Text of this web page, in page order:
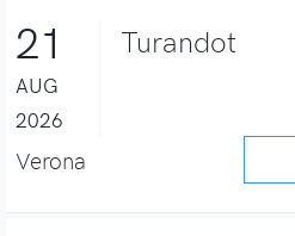
21
AUG
2026
Turandot
Verona